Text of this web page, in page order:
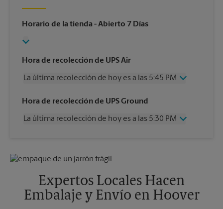
Horario de la tienda - Abierto 7 Días
Hora de recolección de UPS Air
La última recolección de hoy es a las 5:45 PM
Miércoles
5:45 PM
Viernes
5:45 PM
Martes
5:45 PM
Hora de recolección de UPS Ground
La última recolección de hoy es a las 5:30 PM
Viernes
5:30 PM
Domingo
Sin Recolección
Lunes
5:30 PM
Expertos Locales Hacen
Embalaje y Envío en Hoover